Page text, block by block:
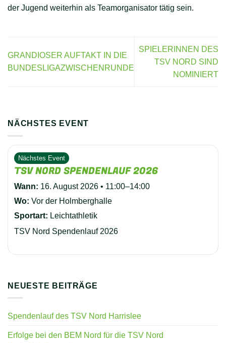
der Jugend weiterhin als Teamorganisator tätig sein.
GRANDIOSER AUFTAKT IN DIE
BUNDESLIGAZWISCHENRUNDE
SPIELERINNEN DES
TSV NORD SIND
NOMINIERT
NÄCHSTES EVENT
Nächstes Event
TSV NORD SPENDENLAUF 2026
Wann: 16. August 2026 • 11:00–14:00
Wo: Vor der Holmberghalle
Sportart: Leichtathletik
TSV Nord Spendenlauf 2026
NEUESTE BEITRÄGE
Spendenlauf des TSV Nord Harrislee
Erfolge bei den BEM Nord für die TSV Nord